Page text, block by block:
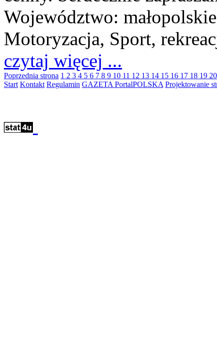
Województwo: małopolskie
Motoryzacja, Sport,
czytaj więcej ...
Poprzednia strona 1 2 3 4 5 6 7 8 9 10 11 12 13 14 15 16 17 18 19
Start Kontakt Regulamin GAZETA PortalPOLSKA Projektowanie